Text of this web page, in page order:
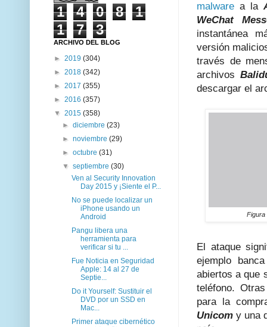
malware a la
WeChat
instantánea
versión
través de
archivos
descargar el
Figura
El ataque
ejemplo
abiertos a que
teléfono.
para la
Unicom y una
1 4 0 8
1
1
7 3
ARCHIVO DEL BLOG
► 2019 (304)
► 2018 (342)
► 2017 (355)
► 2016 (357)
▼ 2015 (358)
►diciembre(23)
►noviembre(29)
►octubre(31)
▼septiembre(30)
Ven al Security Innovation
Day 2015 y ¡Siente el P...
No se puede localizar un
iPhone usando un
Android
Pangu libera una
herramienta para
verificar si tu ...
Fue Noticia en Seguridad
Apple: 14 al 27 de
Septie...
Do it Yourself: Sustituir el
DVD por un SSD en
Mac...
Primer ataque cibernético